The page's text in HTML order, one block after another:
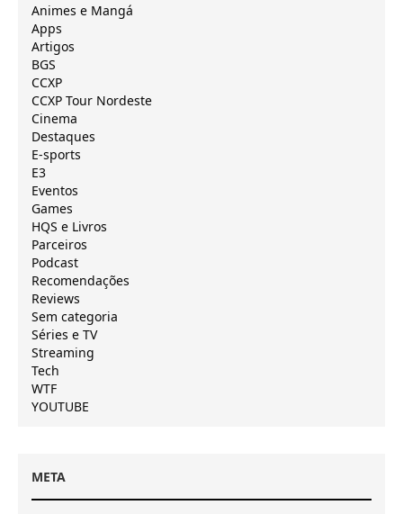
Animes e Mangá
Apps
Artigos
BGS
CCXP
CCXP Tour Nordeste
Cinema
Destaques
E-sports
E3
Eventos
Games
HQS e Livros
Parceiros
Podcast
Recomendações
Reviews
Sem categoria
Séries e TV
Streaming
Tech
WTF
YOUTUBE
META